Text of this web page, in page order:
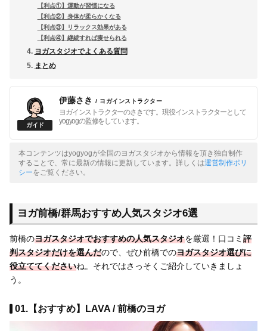
【利点①】運動が習慣になる
【利点②】身体が柔らかくなる
【利点③】リラックス効果がある
【利点④】継続すれば痩せられる
ヨガスタジオでよくある質問
まとめ
伊藤さき / ヨガインストラクター
ヨガインストラクターのさきです。現役インストラクターとして
yogyogの監修をしています。
本コンテンツはyogyogが全国のヨガスタジオから情報を頂き独自制作
することで、常に最新の情報に更新しています。詳しくは運営制作ポリ
シーをご覧ください。
ヨガ前橋/群馬おすすめ人気スタジオ6選
前橋のヨガスタジオでおすすめの人気スタジオを厳選！口コミ 評
判スタジオだけを選んだので、ぜひ前橋でのヨガスタジオ選びに
役立ててくださいね。それではさっそくご紹介していきましょ
う。
01.【おすすめ】LAVA / 前橋のヨガ